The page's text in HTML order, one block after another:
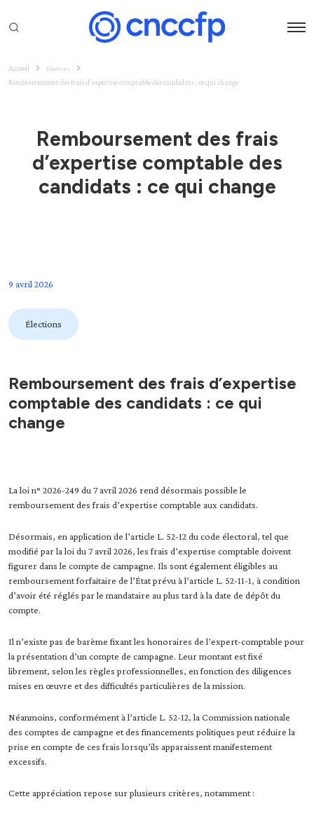
Accueil Élections
Remboursement des frais d’expertise comptable des candidats : ce qui change
Remboursement des frais
d’expertise comptable des
candidats : ce qui change
9 avril 2026
Élections
Remboursement des frais d’expertise
comptable des candidats : ce qui
change
La loi n° 2026-249 du 7 avril 2026 rend désormais possible le
remboursement des frais d’expertise comptable aux candidats.
Désormais, en application de l’article L. 52-12 du code électoral, tel que
modifié par la loi du 7 avril 2026, les frais d’expertise comptable doivent
figurer dans le compte de campagne. Ils sont également éligibles au
remboursement forfaitaire de l’État prévu à l’article L. 52-11-1, à condition
d’avoir été réglés par le mandataire au plus tard à la date de dépôt du
compte.
Il n’existe pas de barème fixant les honoraires de l’expert-comptable pour
la présentation d’un compte de campagne. Leur montant est fixé
librement, selon les règles professionnelles, en fonction des diligences
mises en œuvre et des difficultés particulières de la mission.
Néanmoins, conformément à l’article L. 52-12, la Commission nationale
des comptes de campagne et des financements politiques peut réduire la
prise en compte de ces frais lorsqu’ils apparaissent manifestement
excessifs.
Cette appréciation repose sur plusieurs critères, notamment :